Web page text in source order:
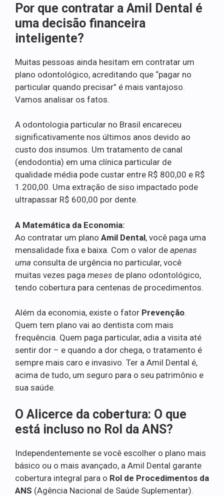
Por que contratar a Amil Dental é
uma decisão financeira
inteligente?
Muitas pessoas ainda hesitam em contratar um
plano odontológico, acreditando que “pagar no
particular quando precisar” é mais vantajoso.
Vamos analisar os fatos.
A odontologia particular no Brasil encareceu
significativamente nos últimos anos devido ao
custo dos insumos. Um tratamento de canal
(endodontia) em uma clínica particular de
qualidade média pode custar entre R$ 800,00 e R$
1.200,00. Uma extração de siso impactado pode
ultrapassar R$ 600,00 por dente.
A Matemática da Economia:
Ao contratar um plano Amil Dental, você paga uma
mensalidade fixa e baixa. Com o valor de apenas
uma consulta de urgência no particular, você
muitas vezes paga meses de plano odontológico,
tendo cobertura para centenas de procedimentos.
Além da economia, existe o fator Prevenção.
Quem tem plano vai ao dentista com mais
frequência. Quem paga particular, adia a visita até
sentir dor – e quando a dor chega, o tratamento é
sempre mais caro e invasivo. Ter a Amil Dental é,
acima de tudo, um seguro para o seu patrimônio e
sua saúde.
O Alicerce da cobertura: O que
está incluso no Rol da ANS?
Independentemente se você escolher o plano mais
básico ou o mais avançado, a Amil Dental garante
cobertura integral para o Rol de Procedimentos da
ANS (Agência Nacional de Saúde Suplementar).